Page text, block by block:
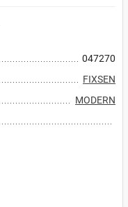
047270
FIXSEN
MODERN